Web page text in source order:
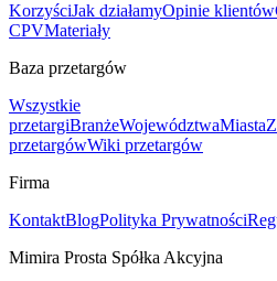
KorzyściJak działamyOpinie klientów
CPVMateriały
Baza przetargów
Wszystkie
przetargiBranżeWojewództwaMiasta
przetargówWiki przetargów
Firma
KontaktBlogPolityka Prywatności
Mimira Prosta Spółka Akcyjna